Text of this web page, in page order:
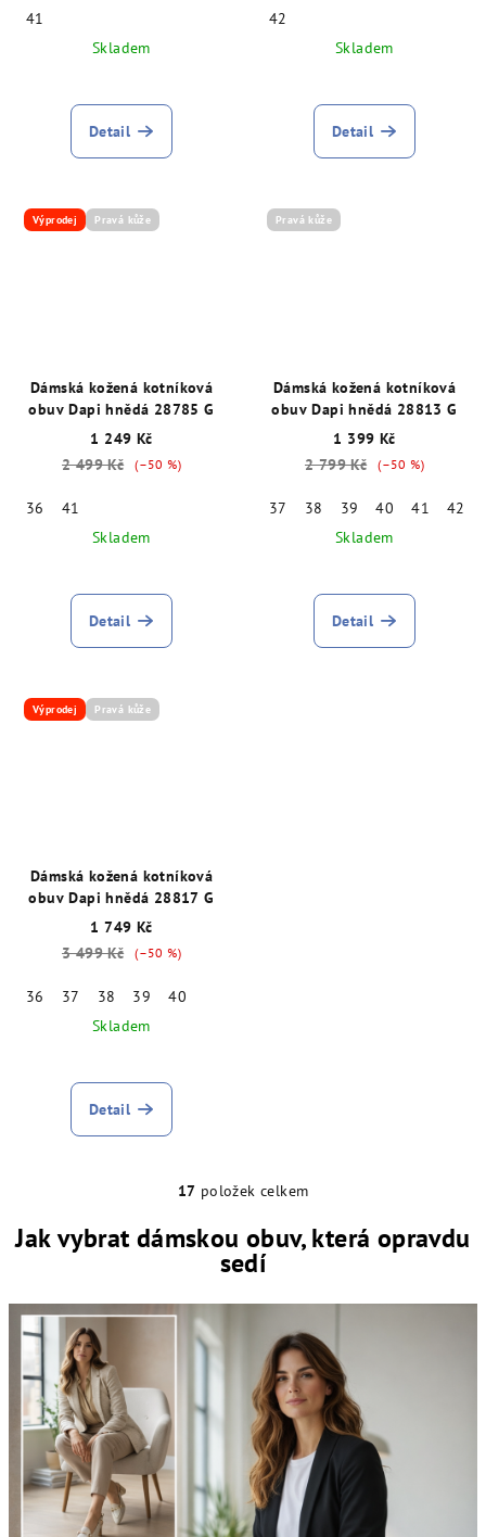
41
Skladem
Detail
42
Skladem
Detail
Výprodej Pravá kůže
Dámská kožená kotníková
obuv Dapi hnědá 28785 G
1 249 Kč
2 499 Kč
(–50 %)
36
41
Skladem
Detail
Pravá kůže
Dámská kožená kotníková
obuv Dapi hnědá 28813 G
1 399 Kč
2 799 Kč
(–50 %)
37 38 39 40 41
42
Skladem
Detail
Výprodej Pravá kůže
Dámská kožená kotníková
obuv Dapi hnědá 28817 G
1 749 Kč
3 499 Kč
(–50 %)
36 37 38 39
40
Skladem
Detail
O
l
á
d
p
v
k
y
v
17 položek celkem
Jak vybrat dámskou obuv, která opravdu
sedí